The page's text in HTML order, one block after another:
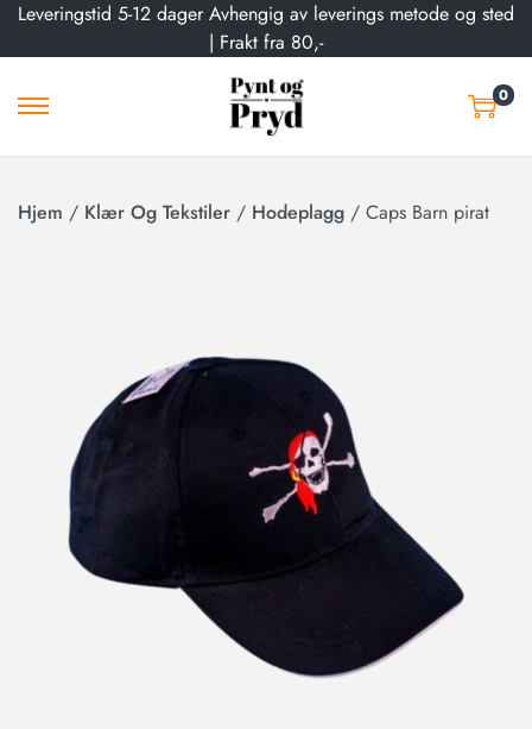
Leveringstid 5-12 dager Avhengig av leverings metode og sted
| Frakt fra 80,-
0
Hjem / Klær Og Tekstiler / Hodeplagg / Caps Barn pirat